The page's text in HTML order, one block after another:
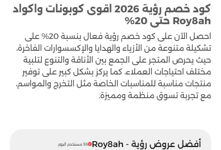
كود خصم رؤية 2026 اقوى كوبونات واكواد
Roy8ah حتى 20%
احصل الآن على كود خصم رؤية فعال بنسبة 20% على
تشكيلة متنوعة من الأزياء والهدايا والإكسسوارات الفاخرة،
حيث يحرص المتجر على الجمع بين الأناقة والتنوع لتلبية
مختلف احتياجات العملاء، كما يركز بشكل كبير على توفير
منتجات مناسبة للمناسبات الخاصة مثل التخرج والمواسم،
مع تجربة تسوق منظمة ومميزة.
أفضل عروض رؤية - Roy8ah 36 مستخدم اليوم